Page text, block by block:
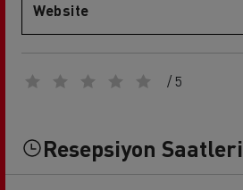
Website
/ 5
Resepsiyon Saatleri